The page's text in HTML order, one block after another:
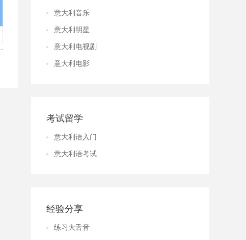
意大利音乐
意大利明星
意大利电视剧
意大利电影
考试留学
意大利语入门
意大利语考试
经验分享
练习大舌音